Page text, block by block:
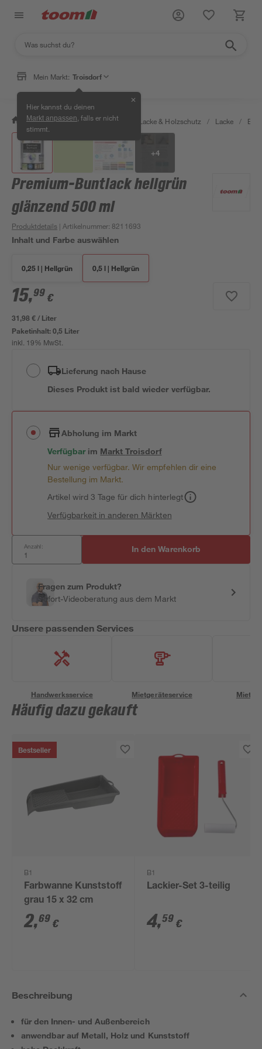
Mein Markt: Troisdorf
Hier kannst du deinen
Markt anpassen , falls er nicht
stimmt.
✕
/ Bauen & Renovieren / Farben, Lacke & Holzschutz / Lacke /
+4
Premium-Buntlack hellgrün
glänzend 500 ml
Produktdetails | Artikelnummer: 8211693
Inhalt und Farbe auswählen
0,25 l | Hellgrün 0,5 l | Hellgrün
15,99 €
31,98 € / Liter
Paketinhalt:0,5 Liter
inkl. 19% MwSt.
Lieferung nach Hause
Dieses Produkt ist bald wieder verfügbar.
Abholung im Markt
Verfügbar im MarktTroisdorf
Nur wenige verfügbar. Wir empfehlen dir eine
Bestellung im Markt.
Artikel wird 3 Tage für dich hinterlegt
Verfügbarkeit in anderen Märkten
Anzahl: In den Warenkorb
Fragen zum Produkt?
Sofort-Videoberatung aus dem Markt
Unsere passenden Services
Handwerksservice Mietgeräteservice
Häufig dazu gekauft
Bestseller
B1
Farbwanne Kunststoff
grau 15 x 32 cm
2,69 €
B1
Lackier-Set 3-teilig
4,59 €
Beschreibung
für den Innen- und Außenbereich
anwendbar auf Metall, Holz und Kunststoff